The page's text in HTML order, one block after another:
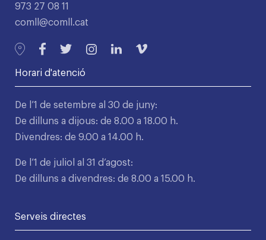
973 27 08 11
comll@comll.cat
Horari d'atenció
De l’1 de setembre al 30 de juny:
De dilluns a dijous: de 8.00 a 18.00 h.
Divendres: de 9.00 a 14.00 h.
De l’1 de juliol al 31 d’agost:
De dilluns a divendres: de 8.00 a 15.00 h.
Serveis directes